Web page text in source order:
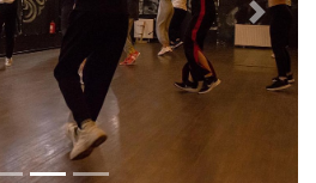
Next